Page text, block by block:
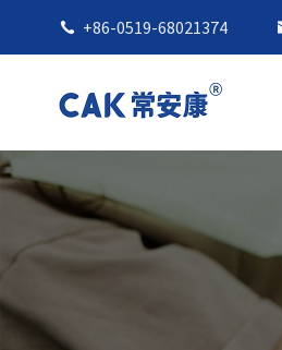
 +86-0519-68021374